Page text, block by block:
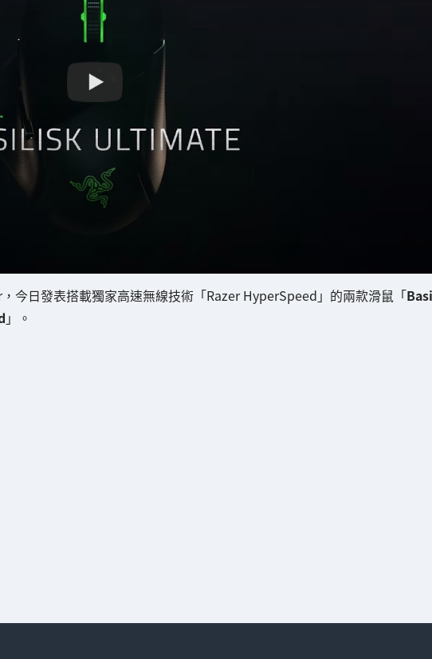
今日發表搭載獨家高速無線技術「Razer HyperSpeed」的兩款滑鼠「
」。